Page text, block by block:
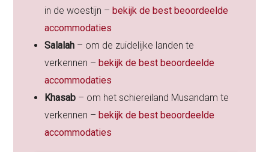
in de woestijn – bekijk de best beoordeelde
accommodaties
Salalah – om de zuidelijke landen te
verkennen – bekijk de best beoordeelde
accommodaties
Khasab – om het schiereiland Musandam te
verkennen – bekijk de best beoordeelde
accommodaties